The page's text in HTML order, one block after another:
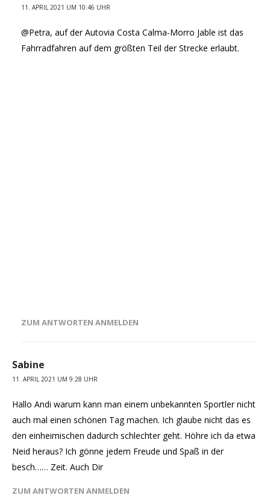
11. APRIL 2021 UM 10:46 UHR
@Petra, auf der Autovia Costa Calma-Morro Jable ist das
Fahrradfahren auf dem größten Teil der Strecke erlaubt.
ZUM ANTWORTEN ANMELDEN
Sabine
11. APRIL 2021 UM 9:28 UHR
Hallo Andi warum kann man einem unbekannten Sportler nicht
auch mal einen schönen Tag machen. Ich glaube nicht das es
den einheimischen dadurch schlechter geht. Höhre ich da etwa
Neid heraus? Ich gönne jedem Freude und Spaß in der
besch…… Zeit. Auch Dir
ZUM ANTWORTEN ANMELDEN